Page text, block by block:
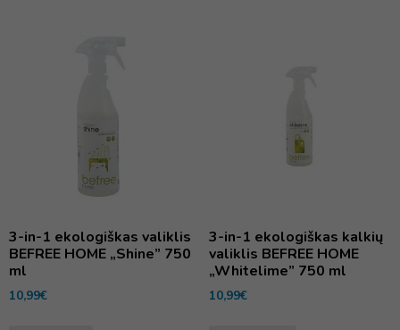
3-in-1 ekologiškas valiklis
BEFREE HOME „Shine” 750
ml
10,99€
3-in-1 ekologiškas kalkių
valiklis BEFREE HOME
„Whitelime” 750 ml
10,99€